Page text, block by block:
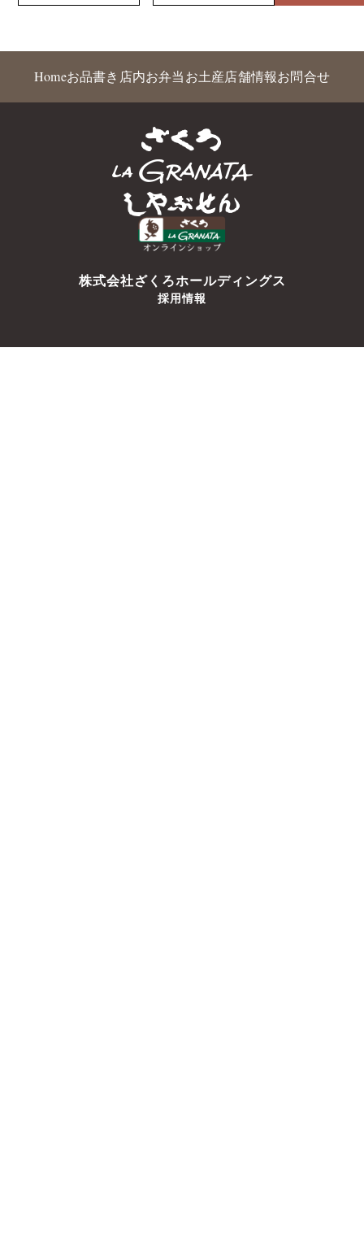
Homeお品書き 店内お弁当お土産店舗情報お問合せ
株式会社ざくろホールディングス
採用情報